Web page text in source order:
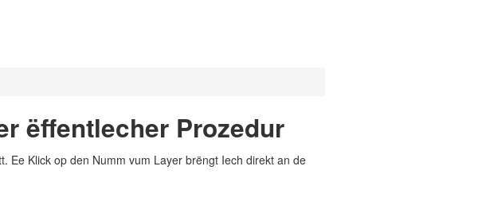
ëffentlecher Prozedur
Ee Klick op den Numm vum Layer brëngt Iech direkt an de